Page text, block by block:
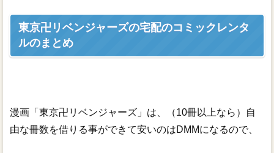
東京卍リベンジャーズの宅配のコミックレンタ
ルのまとめ
漫画「東京卍リベンジャーズ」は、（10冊以上なら）自
由な冊数を借りる事ができて安いのはDMMになるので、